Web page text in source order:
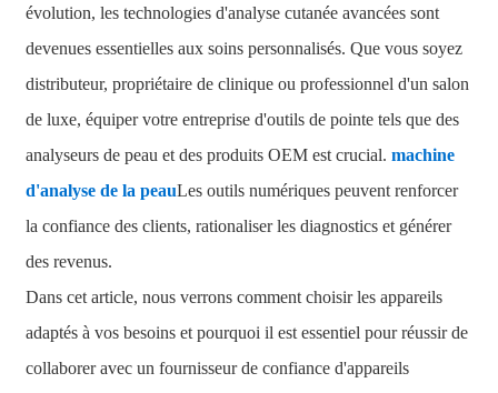
évolution, les technologies d'analyse cutanée avancées sont
devenues essentielles aux soins personnalisés. Que vous soyez
distributeur, propriétaire de clinique ou professionnel d'un salon
de luxe, équiper votre entreprise d'outils de pointe tels que des
analyseurs de peau et des produits OEM est crucial. machine
d'analyse de la peauLes outils numériques peuvent renforcer
la confiance des clients, rationaliser les diagnostics et générer
des revenus.
Dans cet article, nous verrons comment choisir les appareils
adaptés à vos besoins et pourquoi il est essentiel pour réussir de
collaborer avec un fournisseur de confiance d'appareils